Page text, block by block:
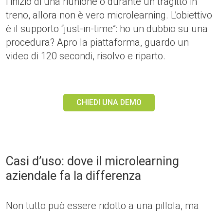
treno, allora non è vero microlearning. L’obiettivo
è il supporto “just-in-time”: ho un dubbio su una
procedura? Apro la piattaforma, guardo un
video di 120 secondi, risolvo e riparto.
CHIEDI UNA DEMO
Casi d’uso: dove il microlearning
aziendale fa la differenza
Non tutto può essere ridotto a una pillola, ma